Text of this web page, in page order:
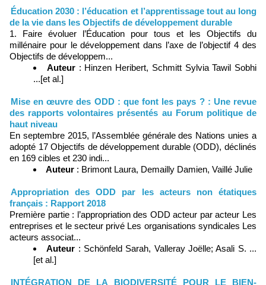
Éducation 2030 : l’éducation et l’apprentissage tout au long
de la vie dans les Objectifs de développement durable
1. Faire évoluer l’Éducation pour tous et les Objectifs du
millénaire pour le développement dans l’axe de l’objectif 4 des
Objectifs de développem...
Auteur: Hinzen Heribert, Schmitt Sylvia Tawil Sobhi
...[et al.]
Mise en œuvre des ODD : que font les pays ? : Une revue
des rapports volontaires présentés au Forum politique de
haut niveau
En septembre 2015, l’Assemblée générale des Nations unies a
adopté 17 Objectifs de développement durable (ODD), déclinés
en 169 cibles et 230 indi...
Auteur : Brimont Laura, Demailly Damien, Vaillé Julie
Appropriation des ODD par les acteurs non étatiques
français : Rapport 2018
Première partie : l’appropriation des ODD acteur par acteur Les
entreprises et le secteur privé Les organisations syndicales Les
acteurs associat...
Auteur : Schönfeld Sarah, Valleray Joëlle; Asali S. ...
[et al.]
INTÉGRATION DE LA BIODIVERSITÉ POUR LE BIEN-